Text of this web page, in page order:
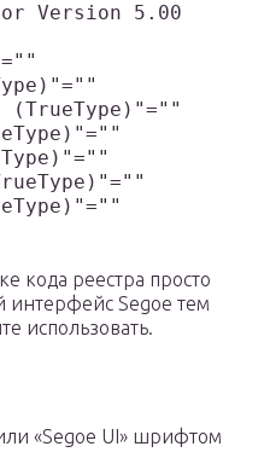
Version 5.00
кода реестра просто
интерфейс Segoe тем
использовать.
«Segoe UI» шрифтом